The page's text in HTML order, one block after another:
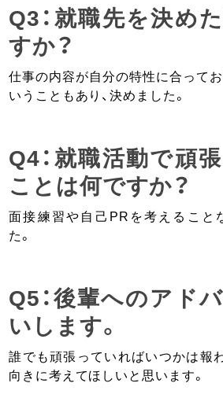
Q3：就職先を決め
すか？
仕事の内容が自分の特性に合って
いうこともあり、決めました。
Q4：就職活動で頑
ことは何ですか？
面接練習や自己PRを考えること
た。
Q5：後輩へのアド
いします。
誰でも頑張っていればいつかは報
向きに考えてほしいと思います。